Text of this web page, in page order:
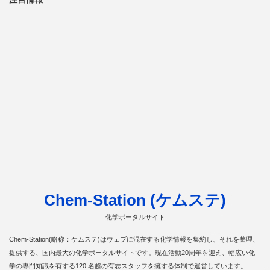
Chem-Station (ケムステ)
化学ポータルサイト
Chem-Station(略称：ケムステ)はウェブに混在する化学情報を集約し、それを整理、
提供する、国内最大の化学ポータルサイトです。現在活動20周年を迎え、幅広い化
学の専門知識を有する120 名超の有志スタッフを擁する体制で運営しています。